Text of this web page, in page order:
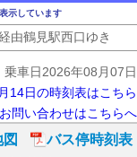
示しています
由鶴見駅西口ゆき
乗車日2026年08月07日
14日の時刻表はこちら
問い合わせはこちらへ
バス停時刻表